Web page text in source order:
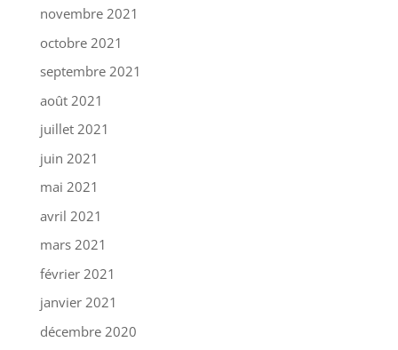
novembre 2021
octobre 2021
septembre 2021
août 2021
juillet 2021
juin 2021
mai 2021
avril 2021
mars 2021
février 2021
janvier 2021
décembre 2020